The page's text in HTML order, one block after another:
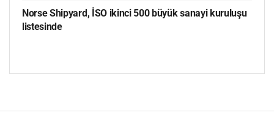
Norse Shipyard, İSO ikinci 500 büyük sanayi kuruluşu
listesinde